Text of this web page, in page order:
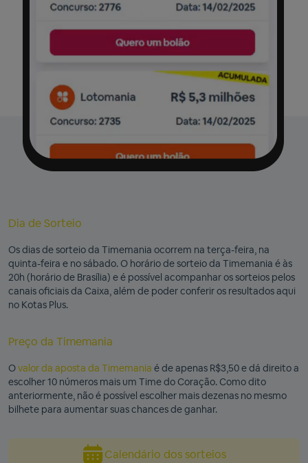
Dia de Sorteio
Os dias de sorteio da Timemania ocorrem na terça-feira, na
quinta-feira e no sábado. O horário de sorteio da Timemania é às
20h (horário de Brasília) e é possível acompanhar os sorteios pelos
canais oficiais da Caixa, além de poder conferir os resultados aqui
no Kotas Plus.
Preço da Timemania
Ovalor da aposta da Timemania é de apenas R$3,50 e dá direito a
escolher 10 números mais um Time do Coração. Como dito
anteriormente, não é possível escolher mais dezenas no mesmo
bilhete para aumentar suas chances de ganhar.
Calendário dos sorteios